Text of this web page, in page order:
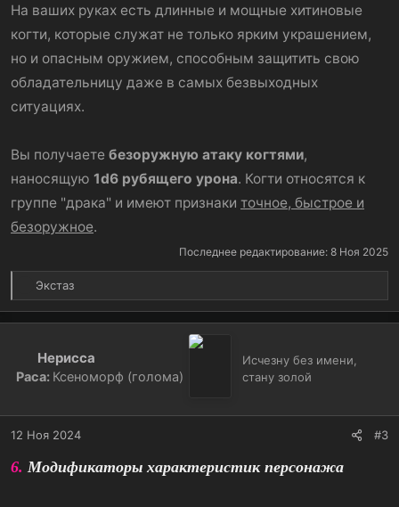
На ваших руках есть длинные и мощные хитиновые
когти, которые служат не только ярким украшением,
но и опасным оружием, способным защитить свою
обладательницу даже в самых безвыходных
ситуациях.
Вы получаете безоружную атаку когтями,
наносящую 1d6 рубящего урона. Когти относятся к
группе "драка" и имеют признаки точное, быстрое и
безоружное.
Последнее редактирование: 8 Ноя 2025
Р
е
ц
и
Экстаз
Нерисса
Раса: Ксеноморф (голома)
Исчезну без имени,
стану золой
12 Ноя 2024 #3
6. Модификаторы характеристик персонажа